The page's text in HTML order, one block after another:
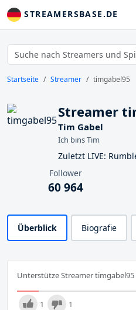
STREAMERSBASE.DE
Startseite Streamer timgabel95
Streamer
Tim Gabel
Ich bins Tim
Zuletzt LIVE:
Follower
60 964
Überblick Biografie
Unterstütze Streamer
1 1